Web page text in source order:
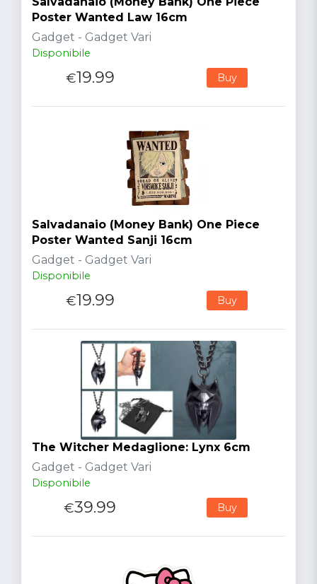
Poster Wanted Law 16cm
Gadget - Gadget Vari
Disponibile
€19.99 Buy
Salvadanaio (Money Bank) One Piece
Poster Wanted Sanji 16cm
Gadget - Gadget Vari
Disponibile
€19.99 Buy
The Witcher Medaglione: Lynx 6cm
Gadget - Gadget Vari
Disponibile
€39.99 Buy